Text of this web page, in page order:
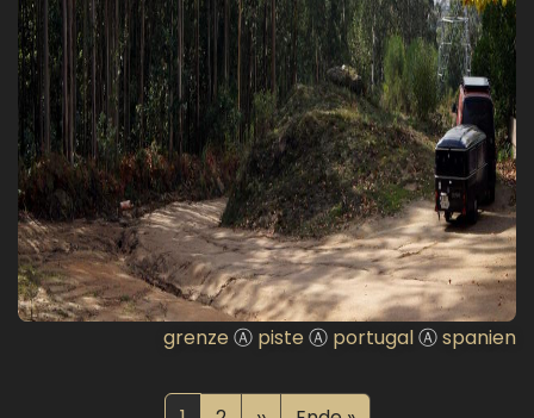
grenze Ⓐ piste Ⓐ portugalⒶspanien
Seitennummerierung